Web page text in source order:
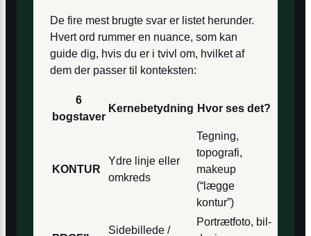
De fire mest brugte svar er listet herunder.
Hvert ord rummer en nuance, som kan
guide dig, hvis du er i tvivl om, hvilket af
dem der passer til konteksten:
6
bogstaver
Kernebetydning Hvor ses det?
KONTUR
Ydre linje eller
omkreds
Tegning,
topografi,
makeup
(“lægge
kontur”)
Sidebillede /
Portrætfoto, bil-